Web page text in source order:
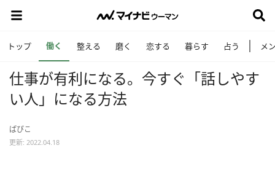
トップ 働く 整える 磨く 恋する 暮らす 占う メ
仕事が有利になる。今すぐ「話しやす
い人」になる方法
ぱぴこ
更新: 2022.04.18